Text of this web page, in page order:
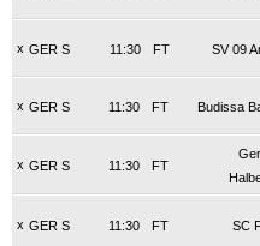
x GER S FT
11:30 SV 09
x GER S FT
11:30 Budissa
x GER S FT
11:30
x GER S FT
11:30 SC